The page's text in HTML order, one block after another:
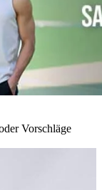
Vorschläge